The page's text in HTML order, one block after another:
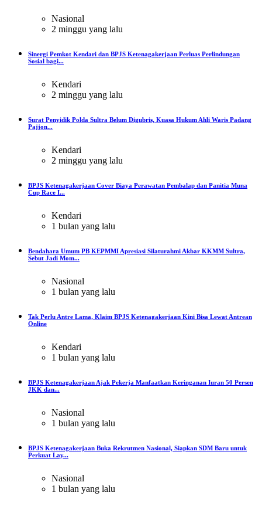
Nasional
2 minggu yang lalu
Sinergi Pemkot Kendari dan BPJS Ketenagakerjaan Perluas Perlindungan
Sosial bagi...
Kendari
2 minggu yang lalu
Surat Penyidik Polda Sultra Belum Digubris, Kuasa Hukum Ahli Waris Padang
Pajjon...
Kendari
2 minggu yang lalu
BPJS Ketenagakerjaan Cover Biaya Perawatan Pembalap dan Panitia Muna
Cup Race I...
Kendari
1 bulan yang lalu
Bendahara Umum PB KEPMMI Apresiasi Silaturahmi Akbar KKMM Sultra,
Sebut Jadi Mom...
Nasional
1 bulan yang lalu
Tak Perlu Antre Lama, Klaim BPJS Ketenagakerjaan Kini Bisa Lewat Antrean
Online
Kendari
1 bulan yang lalu
BPJS Ketenagakerjaan Ajak Pekerja Manfaatkan Keringanan Iuran 50 Persen
JKK dan...
Nasional
1 bulan yang lalu
BPJS Ketenagakerjaan Buka Rekrutmen Nasional, Siapkan SDM Baru untuk
Perkuat Lay...
Nasional
1 bulan yang lalu